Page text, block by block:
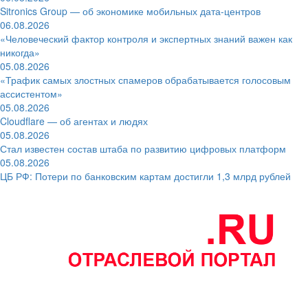
Sitronics Group — об экономике мобильных дата-центров
06.08.2026
«Человеческий фактор контроля и экспертных знаний важен как
никогда»
05.08.2026
«Трафик самых злостных спамеров обрабатывается голосовым
ассистентом»
05.08.2026
Cloudflare — об агентах и людях
05.08.2026
Стал известен состав штаба по развитию цифровых платформ
05.08.2026
ЦБ РФ: Потери по банковским картам достигли 1,3 млрд рублей